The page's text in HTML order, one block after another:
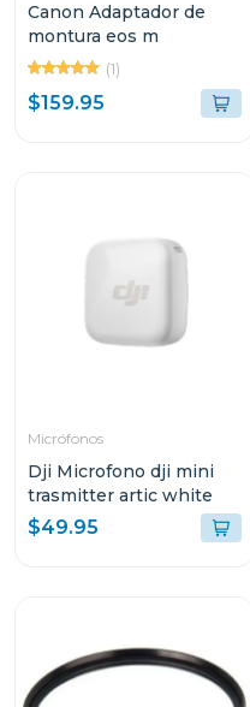
Canon Adaptador de
montura eos m
(1)
$159.95
Micrófonos
Dji Microfono dji mini
trasmitter artic white
$49.95